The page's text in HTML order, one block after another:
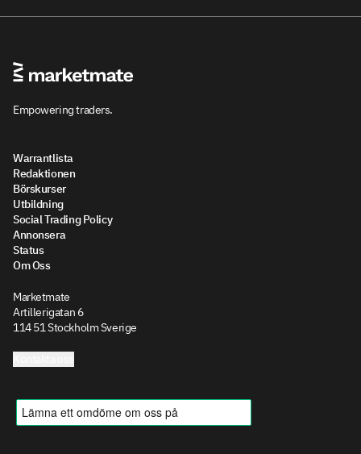
Empowering traders.
Warrantlista
Redaktionen
Börskurser
Utbildning
Social Trading Policy
Annonsera
Status
Om Oss
Marketmate
Artillerigatan 6
114 51 Stockholm Sverige